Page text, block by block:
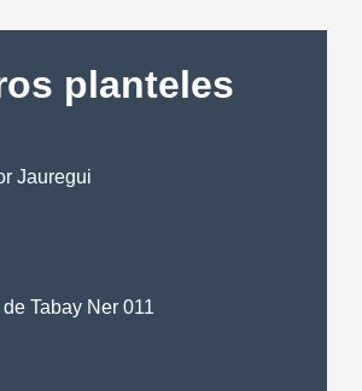
planteles
Jauregui
Tabay Ner 011